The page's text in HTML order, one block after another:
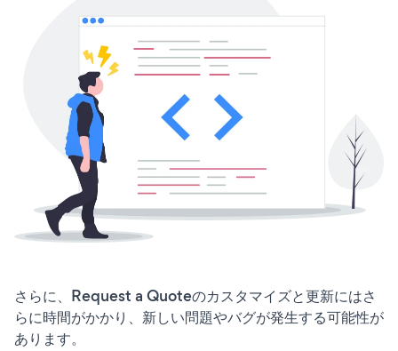
さらに、Request a Quoteのカスタマイズと更新にはさ
らに時間がかかり、新しい問題やバグが発生する可能性が
あります。